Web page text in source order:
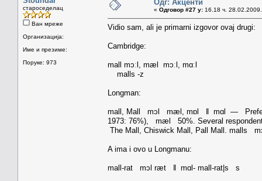
староседелац
Ван мреже
Организација:
Име и презиме:
Поруке: 973
Одг: Акценти
« Одговор #27 у: 16.18 ч.
Vidio sam, ali je primarni izgovor ovaj drugi:
Cambridge:
mall mɔːl, mæl mɔːl, mɑːl
malls -z
Longman:
mall, Mall mɔl mæl, mɒl ǁ mɑl —
1973: 76%), mæl 50%. Several
The Mall, Chiswick Mall, Pall Mall.
A ima i ovo u Longmanu:
mall-rat mɔl ræt ǁ mɑl- mall-rat|s s